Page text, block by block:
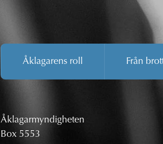
Åklagarens roll Från
Åklagarmyndigheten
Box 5553